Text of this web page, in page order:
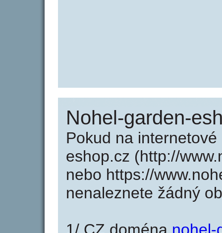
Nohel-garden-
Pokud na
eshop.cz (http://
nebo https://
nenaleznete žádný